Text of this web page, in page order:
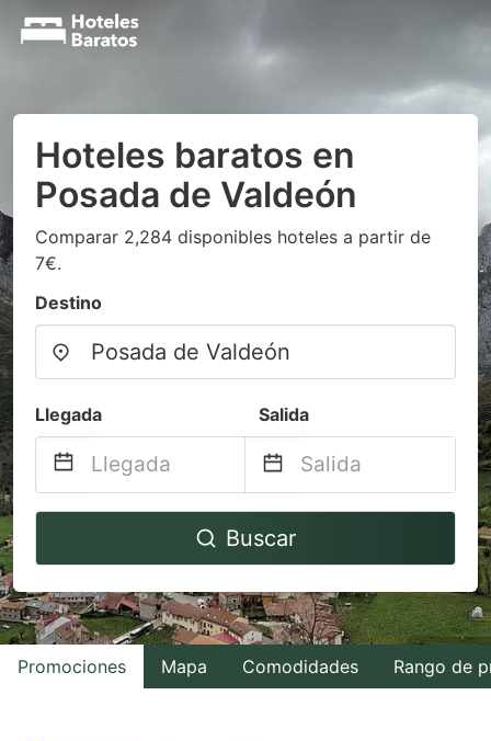
Hoteles baratos en
Posada de Valdeón
Comparar 2,284 disponibles hoteles a partir de
7€.
Destino
Llegada Salida
Navigate
to
interact
with
the
Navigate
to
interact
with
the
Buscar
Promociones Mapa Comodidades Rango de